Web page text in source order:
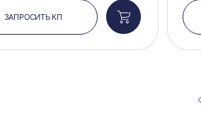
ЗАПРОСИТЬ КП
Добавить
в
корзину